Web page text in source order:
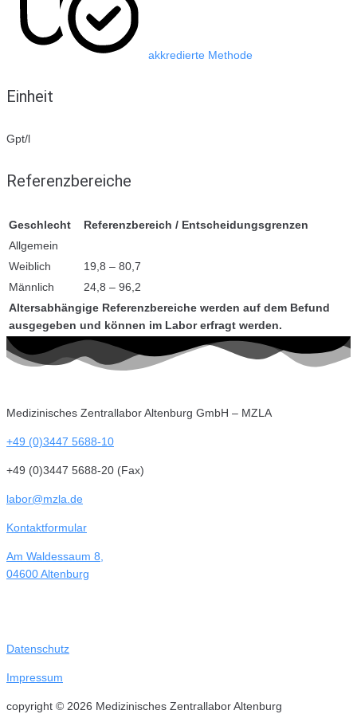
akkredierte Methode
Einheit
Gpt/l
Referenzbereiche
Geschlecht Referenzbereich / Entscheidungsgrenzen
Altersabhängige Referenzbereiche werden auf dem Befund
ausgegeben und können im Labor erfragt werden.
Allgemein
Weiblich
19,8 – 80,7
Männlich
24,8 – 96,2
Medizinisches Zentrallabor Altenburg GmbH – MZLA
+49 (0)3447 5688-10
+49 (0)3447 5688-20 (Fax)
labor@mzla.de
Kontaktformular
Am Waldessaum 8,
04600 Altenburg
Datenschutz
Impressum
copyright © 2026 Medizinisches Zentrallabor Altenburg